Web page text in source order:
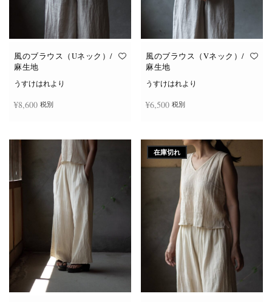
風のブラウス（Uネック）/
麻生地
うすけはれより
¥8,600 税別
の
商
品
に
は
複
数
の
バ
リ
エ
ー
シ
ョ
ン
が
あ
ま
風のブラウス（Vネック）/
麻生地
うすけはれより
¥6,500 税別
の
商
品
に
は
複
数
の
バ
リ
エ
ー
シ
ョ
ン
が
あ
り
ま
在庫切れ